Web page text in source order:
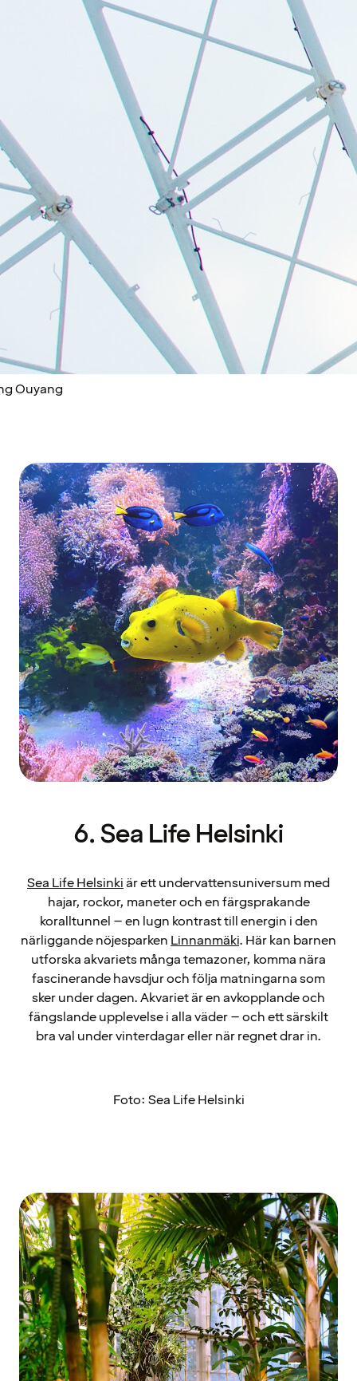
Ouyang
6. Sea Life Helsinki
Sea Life Helsinkiär ett undervattensuniversum med
hajar, rockor, maneter och en färgsprakande
koralltunnel – en lugn kontrast till energin i den
närliggande nöjesparken Linnanmäki. Här kan barnen
utforska akvariets många temazoner, komma nära
fascinerande havsdjur och följa matningarna som
sker under dagen. Akvariet är en avkopplande och
fängslande upplevelse i alla väder – och ett särskilt
bra val under vinterdagar eller när regnet drar in.
Foto: Sea Life Helsinki